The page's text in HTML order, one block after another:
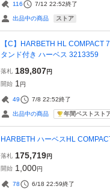
116 7/12 22:52終了
出品中の商品 ストア
【C】HARBETH HL COMPACT
タンド付き ハーベス 3213359
落札 189,807円
開始 1 円
49 7/8 22:52終了
出品中の商品 年間ベストスト
HARBETH ハーベスHL
落札 175,719円
開始 1,000円
78 6/18 22:59終了